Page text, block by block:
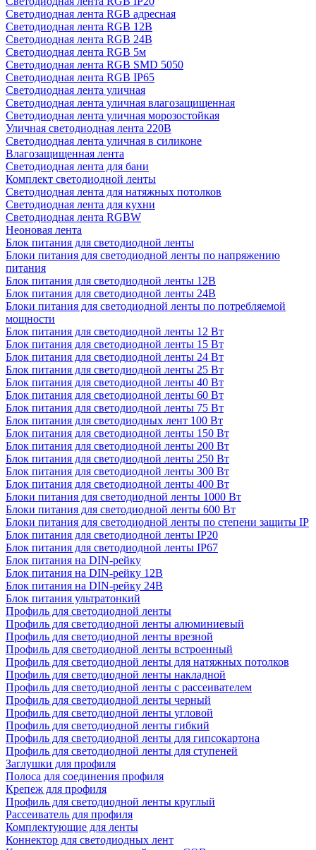
Светодиодная лента RGB адресная
Светодиодная лента RGB 12В
Светодиодная лента RGB 24В
Светодиодная лента RGB 5м
Светодиодная лента RGB SMD 5050
Светодиодная лента RGB IP65
Светодиодная лента уличная
Светодиодная лента уличная влагозащищенная
Светодиодная лента уличная морозостойкая
Уличная светодиодная лента 220В
Светодиодная лента уличная в силиконе
Влагозащищенная лента
Светодиодная лента для бани
Комплект светодиодной ленты
Светодиодная лента для натяжных потолков
Светодиодная лента для кухни
Светодиодная лента RGBW
Неоновая лента
Блок питания для светодиодной ленты
Блоки питания для светодиодной ленты по напряжению
питания
Блок питания для светодиодной ленты 12В
Блок питания для светодиодной ленты 24В
Блоки питания для светодиодной ленты по потребляемой
мощности
Блок питания для светодиодной ленты 12 Вт
Блок питания для светодиодной ленты 15 Вт
Блок питания для светодиодной ленты 24 Вт
Блок питания для светодиодной ленты 25 Вт
Блок питания для светодиодной ленты 40 Вт
Блок питания для светодиодной ленты 60 Вт
Блок питания для светодиодной ленты 75 Вт
Блок питания для светодиодных лент 100 Вт
Блок питания для светодиодной ленты 150 Вт
Блок питания для светодиодной ленты 200 Вт
Блок питания для светодиодной ленты 250 Вт
Блок питания для светодиодной ленты 300 Вт
Блок питания для светодиодной ленты 400 Вт
Блоки питания для светодиодной ленты 1000 Вт
Блоки питания для светодиодной ленты 600 Вт
Блоки питания для светодиодной ленты по степени защиты IP
Блок питания для светодиодной ленты IP20
Блок питания для светодиодной ленты IP67
Блок питания на DIN-рейку
Блок питания на DIN-рейку 12В
Блок питания на DIN-рейку 24В
Блок питания ультратонкий
Профиль для светодиодной ленты
Профиль для светодиодной ленты алюминиевый
Профиль для светодиодной ленты врезной
Профиль для светодиодной ленты встроенный
Профиль для светодиодной ленты для натяжных потолков
Профиль для светодиодной ленты накладной
Профиль для светодиодной ленты с рассеивателем
Профиль для светодиодной ленты черный
Профиль для светодиодной ленты угловой
Профиль для светодиодной ленты гибкий
Профиль для светодиодной ленты для гипсокартона
Профиль для светодиодной ленты для ступеней
Заглушки для профиля
Полоса для соединения профиля
Крепеж для профиля
Профиль для светодиодной ленты круглый
Рассеиватель для профиля
Комплектующие для ленты
Коннектор для светодиодных лент